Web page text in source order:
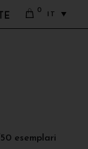
0
IT
esemplari